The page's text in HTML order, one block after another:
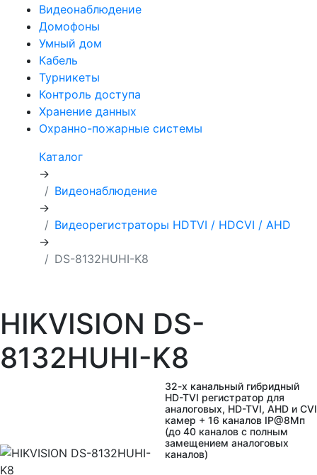
Видеонаблюдение
Домофоны
Умный дом
Кабель
Турникеты
Контроль доступа
Хранение данных
Охранно-пожарные системы
Каталог
→
Видеонаблюдение
→
Видеорегистраторы HDTVI / HDCVI / AHD
→
DS-8132HUHI-K8
HIKVISION DS-
8132HUHI-K8
32-х канальный гибридный
HD-TVI регистратор для
аналоговых, HD-TVI, AHD и CVI
камер + 16 каналов IP@8Мп
(до 40 каналов с полным
замещением аналоговых
каналов)